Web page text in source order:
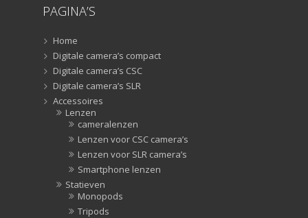
PAGINA’S
Home
Digitale camera’s compact
Digitale camera’s CSC
Digitale camera’s SLR
Accessoires
Lenzen
cameralenzen
Lenzen voor CSC camera’s
Lenzen voor SLR camera’s
Smartphone lenzen
Statieven
Monopods
Tripods